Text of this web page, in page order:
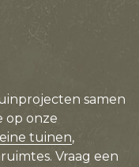
samen
op onze
tuinen,
Vraag een